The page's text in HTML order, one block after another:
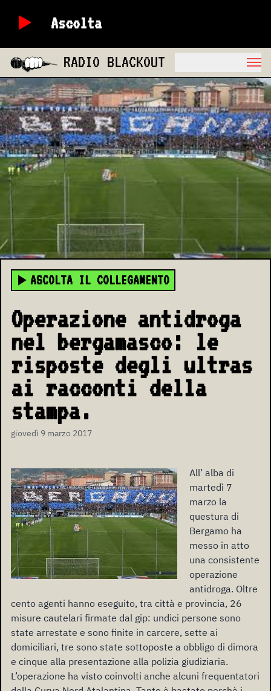
Ascolta
RADIO BLACKOUT
ASCOLTA IL COLLEGAMENTO
Operazione antidroga
nel bergamasco: le
risposte degli ultras
ai racconti della
stampa.
giovedì 9 marzo 2017
All’ alba di
martedì 7
marzo la
questura di
Bergamo ha
messo in atto
una consistente
operazione
antidroga. Oltre
cento agenti hanno eseguito, tra città e provincia, 26
misure cautelari firmate dal gip: undici persone sono
state arrestate e sono finite in carcere, sette ai
domiciliari, tre sono state sottoposte a obbligo di dimora
e cinque alla presentazione alla polizia giudiziaria.
L’operazione ha visto coinvolti anche alcuni frequentatori